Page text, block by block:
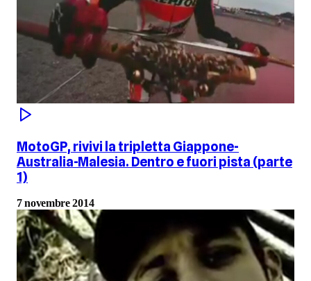
MotoGP, rivivi la tripletta Giappone-
Australia-Malesia. Dentro e fuori pista (parte
1)
7 novembre 2014